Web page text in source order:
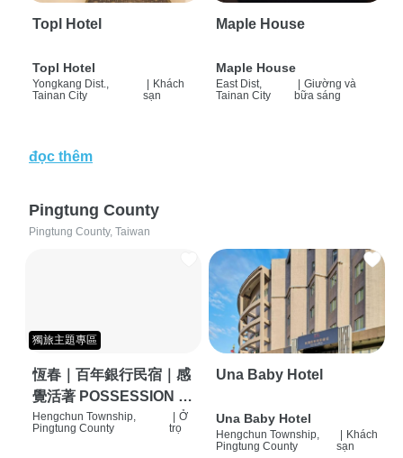
Topl Hotel
Topl Hotel
Yongkang Dist.,
Tainan City
| Khách
sạn
Maple House
Maple House
East Dist,
Tainan City
| Giường và
bữa sáng
đọc thêm
Pingtung County
Pingtung County, Taiwan
獨旅主題專區
恆春｜百年銀行民宿｜感
覺活著 POSSESSION |
背包客棧 | 恆春必住特色
Hengchun Township,
Pingtung County
Ở
trọ
Una Baby Hotel
Una Baby Hotel
Hengchun Township,
Pingtung County
Khách
sạn